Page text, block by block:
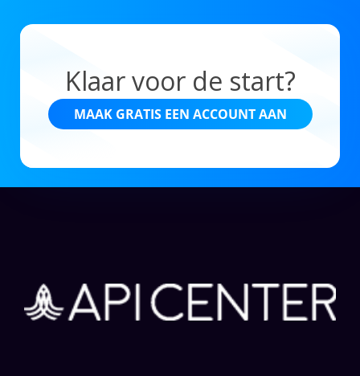
Klaar voor de start?
MAAK GRATIS EEN ACCOUNT AAN